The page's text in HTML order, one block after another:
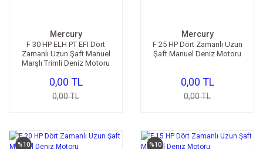
Mercury
F 30 HP ELH PT EFI Dört
Zamanlı Uzun Şaft Manuel
Marşlı Trimli Deniz Motoru
0,00 TL
0,00 TL
Mercury
F 25 HP Dört Zamanlı Uzun
Şaft Manuel Deniz Motoru
0,00 TL
0,00 TL
%10 %10